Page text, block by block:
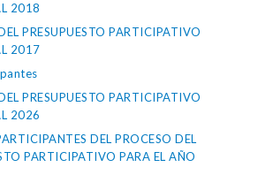
2018
PRESUPUESTO PARTICIPATIVO
2017
PRESUPUESTO PARTICIPATIVO
2026
DEL PROCESO DEL
PARTICIPATIVO PARA EL AÑO